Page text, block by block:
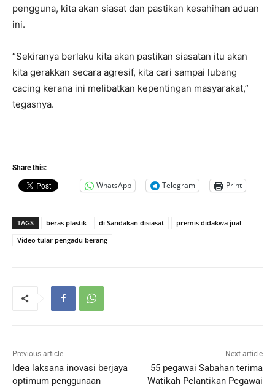
pengguna, kita akan siasat dan pastikan kesahihan aduan
ini.
“Sekiranya berlaku kita akan pastikan siasatan itu akan
kita gerakkan secara agresif, kita cari sampai lubang
cacing kerana ini melibatkan kepentingan masyarakat,”
tegasnya.
Share this:
WhatsApp Telegram Print
TAGS beras plastik di Sandakan disiasat
premis didakwa jual
Video tular pengadu berang
Previous article
Idea laksana inovasi berjaya
optimum penggunaan
Next article
55 pegawai Sabahan terima
Watikah Pelantikan Pegawai